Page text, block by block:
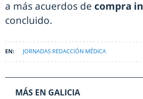
a más acuerdos de compra
concluido.
JORNADAS REDACCIÓN MÉDICA
MÁS EN GALICIA